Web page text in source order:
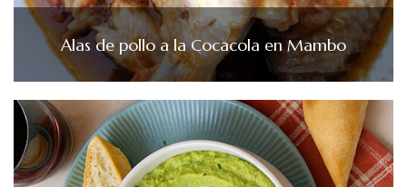
Alas de pollo a la Cocacola en Mambo